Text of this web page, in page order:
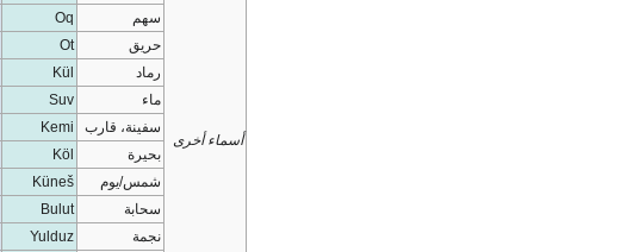
أسماء أخرى
سهم
Oq
حريق
Ot
رماد
Kül
ماء
Suv
سفينة، قارب
Kemi
بحيرة
Köl
شمس/يوم
Küneš
سحابة
Bulut
نجمة
Yulduz